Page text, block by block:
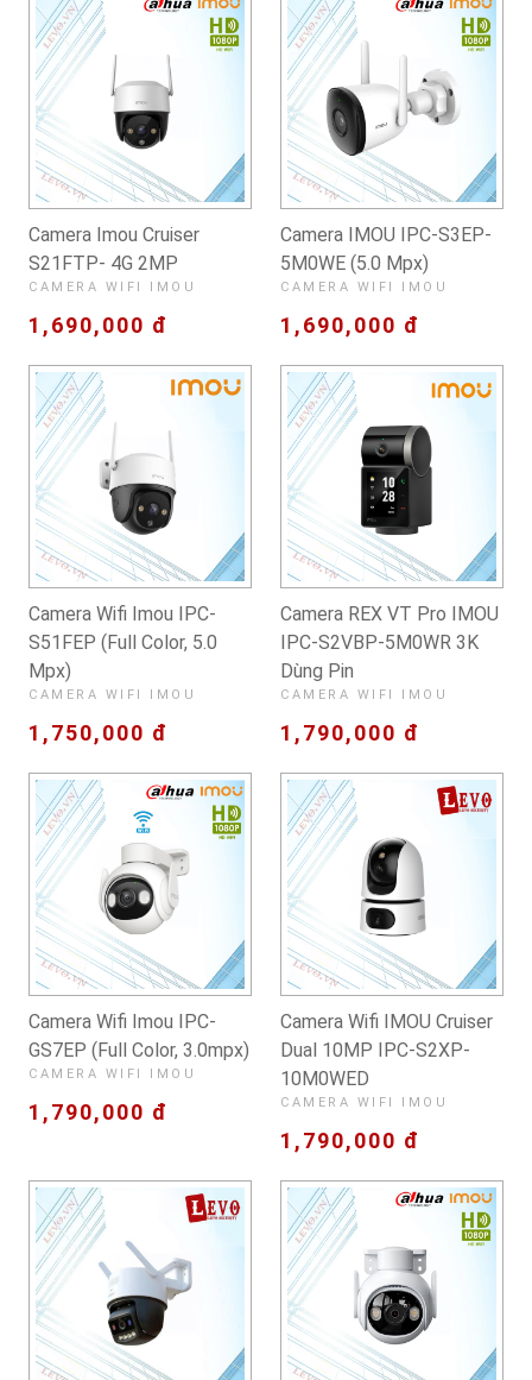
Camera Imou Cruiser
S21FTP- 4G 2MP
CAMERA WIFI IMOU
1,690,000 đ
Camera IMOU IPC-S3EP-
5M0WE (5.0 Mpx)
CAMERA WIFI IMOU
1,690,000 đ
Camera Wifi Imou IPC-
S51FEP (Full Color, 5.0
Mpx)
CAMERA WIFI IMOU
1,750,000 đ
Camera REX VT Pro IMOU
IPC-S2VBP-5M0WR 3K
Dùng Pin
CAMERA WIFI IMOU
1,790,000 đ
Camera Wifi Imou IPC-
GS7EP (Full Color, 3.0mpx)
CAMERA WIFI IMOU
1,790,000 đ
Camera Wifi IMOU Cruiser
Dual 10MP IPC-S2XP-
10M0WED
CAMERA WIFI IMOU
1,790,000 đ